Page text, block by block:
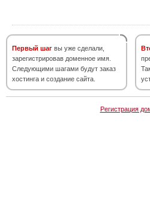
Первый шаг вы уже сделали,
зарегистрировав доменное имя.
Следующими шагами будут заказ
хостинга и создание сайта.
Регистрация